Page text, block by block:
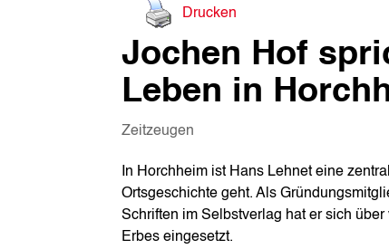
Drucken
Jochen Hof
Leben in
Zeitzeugen
In Horchheim ist Hans Lehnet eine
Ortsgeschichte geht. Als
Schriften im Selbstverlag hat er sich
Erbes eingesetzt.